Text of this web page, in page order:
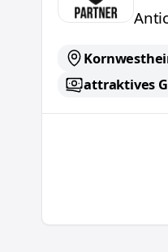
attraktives